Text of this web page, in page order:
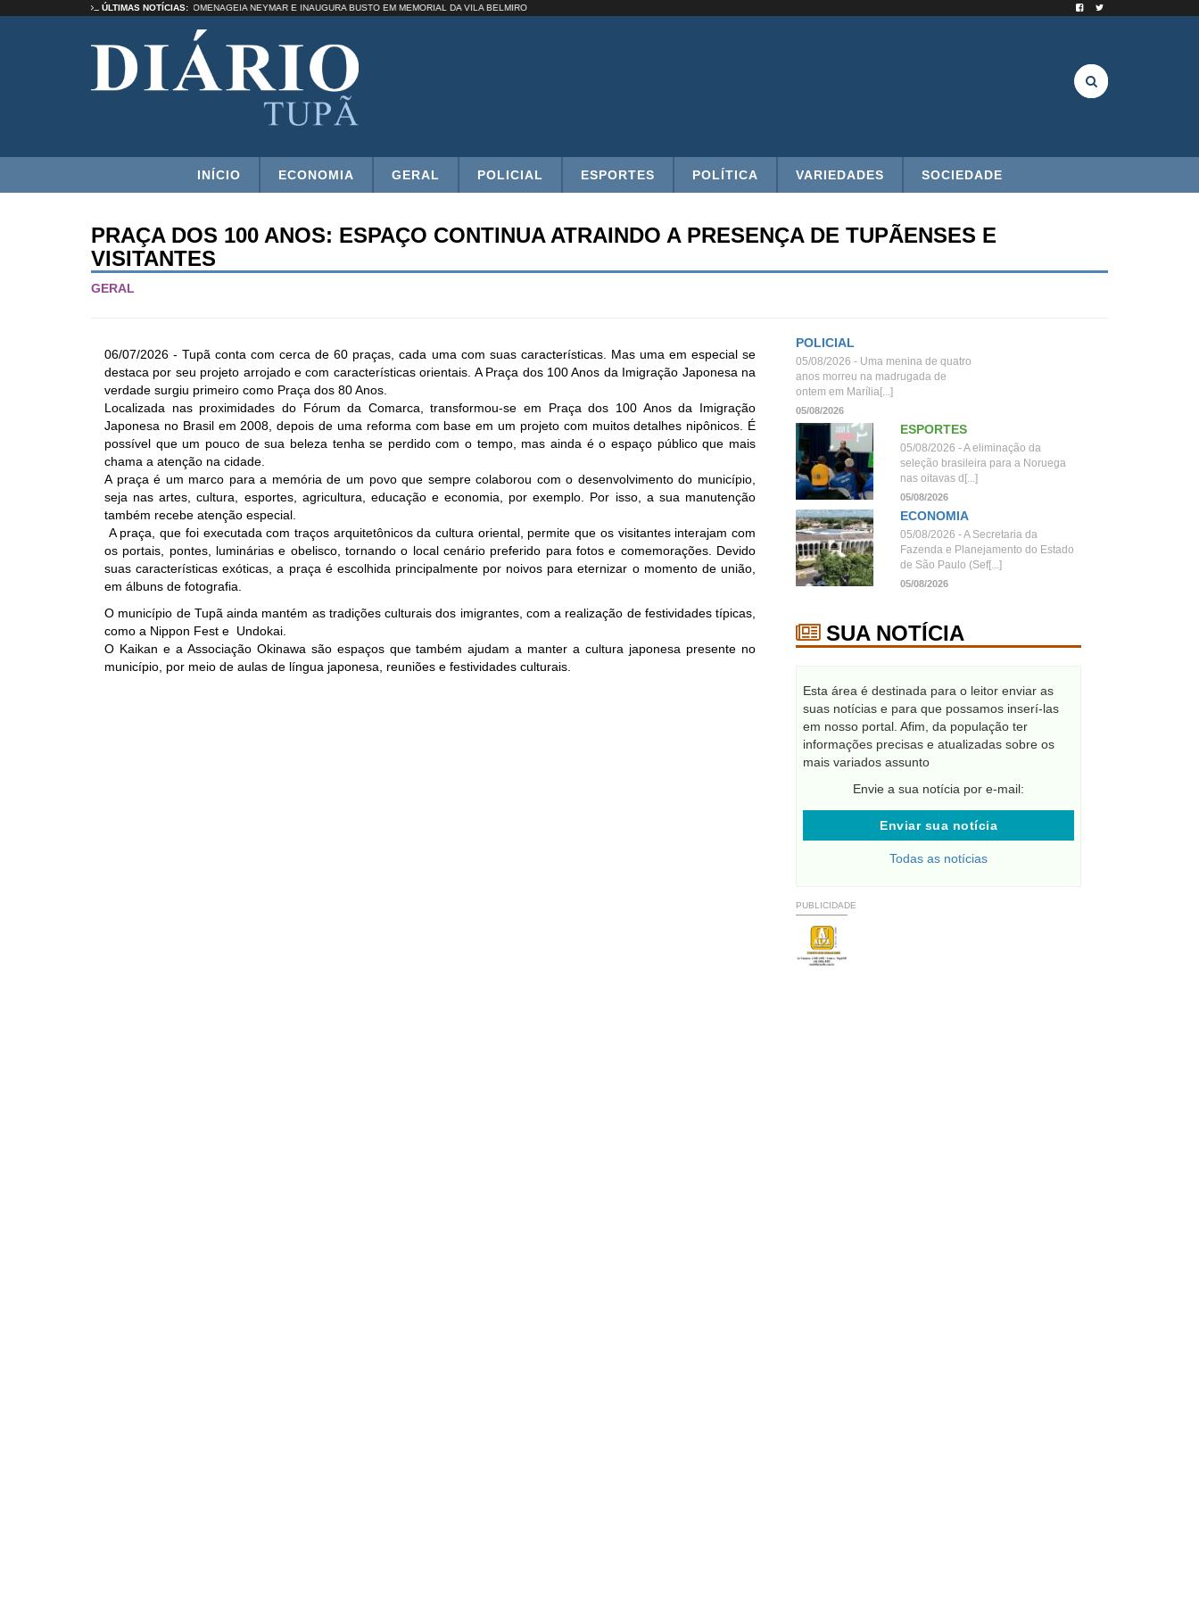
ÚLTIMAS NOTÍCIAS:SANTOS HOMENAGEIA NEYMAR E INAUGURA BUSTO EM MEMORIAL DA VILA BELMIRO
INÍCIO ECONOMIA GERAL POLICIAL ESPORTES POLÍTICA VARIEDADES SOCIEDADE
PRAÇA DOS 100 ANOS: ESPAÇO CONTINUA ATRAINDO A PRESENÇA DE TUPÃENSES E
VISITANTES
GERAL
06/07/2026 - Tupã conta com cerca de 60 praças, cada uma com suas características. Mas uma em especial se
destaca por seu projeto arrojado e com características orientais. A Praça dos 100 Anos da Imigração Japonesa na
verdade surgiu primeiro como Praça dos 80 Anos.
Localizada nas proximidades do Fórum da Comarca, transformou-se em Praça dos 100 Anos da Imigração
Japonesa no Brasil em 2008, depois de uma reforma com base em um projeto com muitos detalhes nipônicos. É
possível que um pouco de sua beleza tenha se perdido com o tempo, mas ainda é o espaço público que mais
chama a atenção na cidade.
A praça é um marco para a memória de um povo que sempre colaborou com o desenvolvimento do município,
seja nas artes, cultura, esportes, agricultura, educação e economia, por exemplo. Por isso, a sua manutenção
também recebe atenção especial.
A praça, que foi executada com traços arquitetônicos da cultura oriental, permite que os visitantes interajam com
os portais, pontes, luminárias e obelisco, tornando o local cenário preferido para fotos e comemorações. Devido
suas características exóticas, a praça é escolhida principalmente por noivos para eternizar o momento de união,
em álbuns de fotografia.
O município de Tupã ainda mantém as tradições culturais dos imigrantes, com a realização de festividades típicas,
como a Nippon Fest e Undokai.
O Kaikan e a Associação Okinawa são espaços que também ajudam a manter a cultura japonesa presente no
município, por meio de aulas de língua japonesa, reuniões e festividades culturais.
POLICIAL
05/08/2026 - Uma menina de quatro
anos morreu na madrugada de
ontem em Marília[...]
05/08/2026
ESPORTES
05/08/2026 - A eliminação da
seleção brasileira para a Noruega
nas oitavas d[...]
05/08/2026
ECONOMIA
05/08/2026 - A Secretaria da
Fazenda e Planejamento do Estado
de São Paulo (Sef[...]
05/08/2026
SUA NOTÍCIA
Esta área é destinada para o leitor enviar as
suas notícias e para que possamos inserí-las
em nosso portal. Afim, da população ter
informações precisas e atualizadas sobre os
mais variados assunto
Envie a sua notícia por e-mail:
Enviar sua notícia
Todas as notícias
PUBLICIDADE